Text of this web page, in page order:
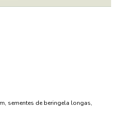
sementes de beringela longas,